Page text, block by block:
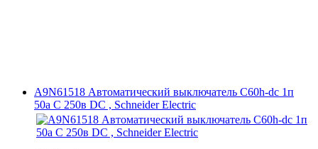
A9N61518 Автоматический выключатель C60h-dc 1п
50а C 250в DC , Schneider Electric